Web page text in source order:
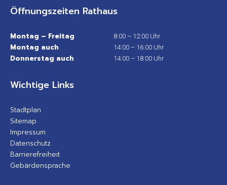
Öffnungszeiten Rathaus
Montag – Freitag 8:00 – 12:00 Uhr
Montag auch 14:00 – 16:00 Uhr
Donnerstag auch 14:00 – 18:00 Uhr
Wichtige Links
Stadtplan
Sitemap
Impressum
Datenschutz
Barrierefreiheit
Gebärdensprache